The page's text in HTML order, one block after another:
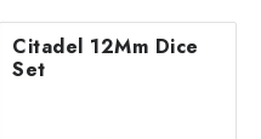
Citadel 12Mm Dice
Set